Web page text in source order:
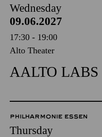
Wednesday
09.06.2027
17:30 - 19:00
Alto Theater
AALTO LABS
PHILHARMONIE ESSEN
Thursday